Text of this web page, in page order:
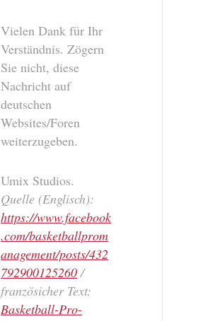
Vielen Dank für Ihr
Verständnis. Zögern
Sie nicht, diese
Nachricht auf
deutschen
Websites/Foren
weiterzugeben.
Umix Studios.
Quelle (Englisch):
https://www.facebook
.com/basketballprom
anagement/posts/432
792900125260/
französicher Text:
Basketball-Pro-